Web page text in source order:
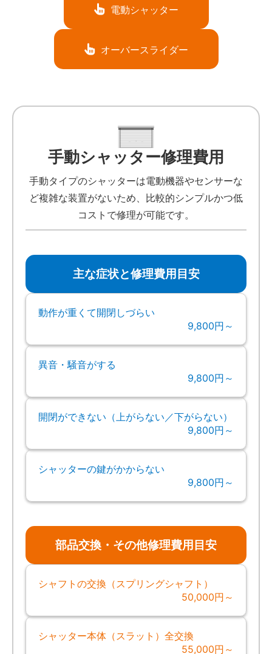
電動シャッター
オーバースライダー
手動シャッター修理費用
手動タイプのシャッターは電動機器やセンサーな
ど複雑な装置がないため、比較的シンプルかつ低
コストで修理が可能です。
主な症状と修理費用目安
動作が重くて開閉しづらい
9,800円～
異音・騒音がする
9,800円～
開閉ができない（上がらない／下がらない）
9,800円～
シャッターの鍵がかからない
9,800円～
部品交換・その他修理費用目安
シャフトの交換（スプリングシャフト）
50,000円～
シャッター本体（スラット）全交換
55,000円～